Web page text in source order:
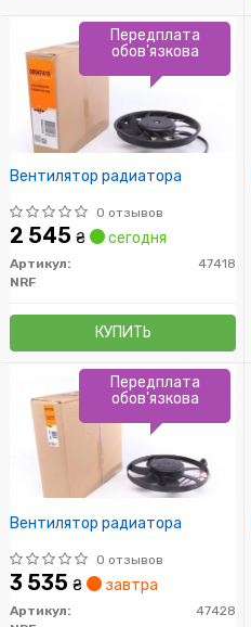
Вентилятор радиатора
0 отзывов
2 545 ₴ сегодня
Артикул:
47418
NRF
КУПИТЬ
Передплата
обов'язкова
Вентилятор радиатора
0 отзывов
3 535 ₴ завтра
Артикул:
47428
Передплата
обов'язкова